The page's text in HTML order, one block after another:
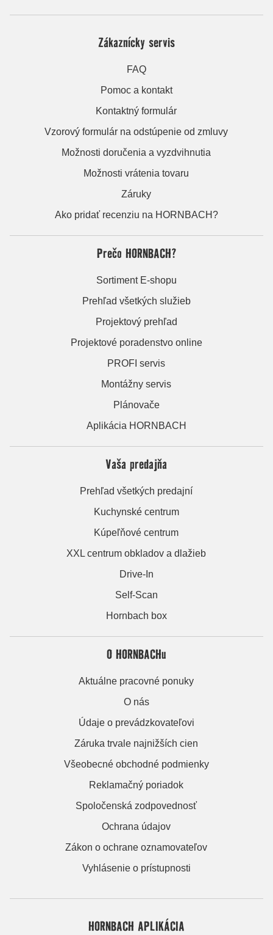
Zákaznícky servis
FAQ
Pomoc a kontakt
Kontaktný formulár
Vzorový formulár na odstúpenie od zmluvy
Možnosti doručenia a vyzdvihnutia
Možnosti vrátenia tovaru
Záruky
Ako pridať recenziu na HORNBACH?
Prečo HORNBACH?
Sortiment E-shopu
Prehľad všetkých služieb
Projektový prehľad
Projektové poradenstvo online
PROFI servis
Montážny servis
Plánovače
Aplikácia HORNBACH
Vaša predajňa
Prehľad všetkých predajní
Kuchynské centrum
Kúpeľňové centrum
XXL centrum obkladov a dlažieb
Drive-In
Self-Scan
Hornbach box
O HORNBACHu
Aktuálne pracovné ponuky
O nás
Údaje o prevádzkovateľovi
Záruka trvale najnižších cien
Všeobecné obchodné podmienky
Reklamačný poriadok
Spoločenská zodpovednosť
Ochrana údajov
Zákon o ochrane oznamovateľov
Vyhlásenie o prístupnosti
HORNBACH APLIKÁCIA